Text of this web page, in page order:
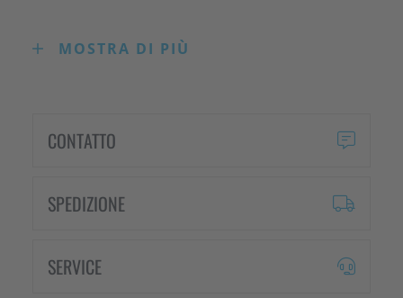
MOSTRA DI PIÙ
temperature scendono in autunno, è necessario
CONTATTO
SPEDIZIONE
SERVICE